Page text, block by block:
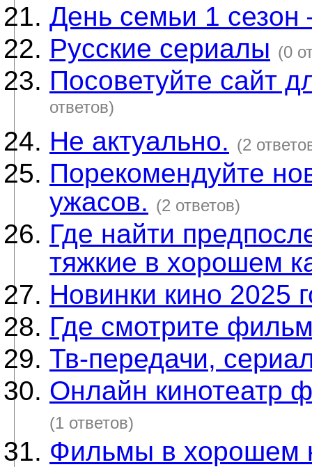
День семьи 1
Русские сериалы (0
Посоветуйте сайт
ответов)
Не актуально. (2
Порекомендуйте
ужасов. (2 ответов)
Где найти
тяжкие в хорошем
Новинки кино 2025
Где смотрите
Тв-передачи,
Онлайн кинотеатр
(1 ответов)
Фильмы в хорошем